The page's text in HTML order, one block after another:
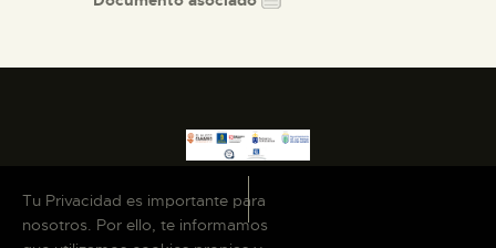
Tu Privacidad es importante para
nosotros. Por ello, te informamos